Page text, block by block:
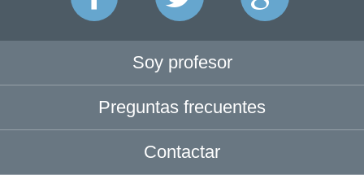
Soy profesor
Preguntas frecuentes
Contactar